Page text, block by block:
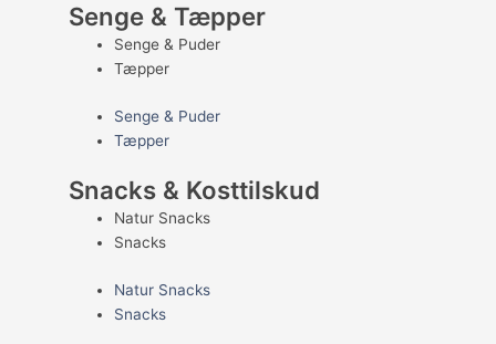
Senge & Tæpper
Senge & Puder
Tæpper
Senge & Puder
Tæpper
Snacks & Kosttilskud
Natur Snacks
Snacks
Natur Snacks
Snacks